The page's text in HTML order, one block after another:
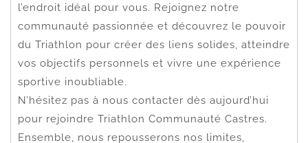
l’endroit idéal pour vous. Rejoignez notre
communauté passionnée et découvrez le pouvoir
du Triathlon pour créer des liens solides, atteindre
vos objectifs personnels et vivre une expérience
sportive inoubliable.
N’hésitez pas à nous contacter dès aujourd’hui
pour rejoindre Triathlon Communauté Castres.
Ensemble, nous repousserons nos limites,